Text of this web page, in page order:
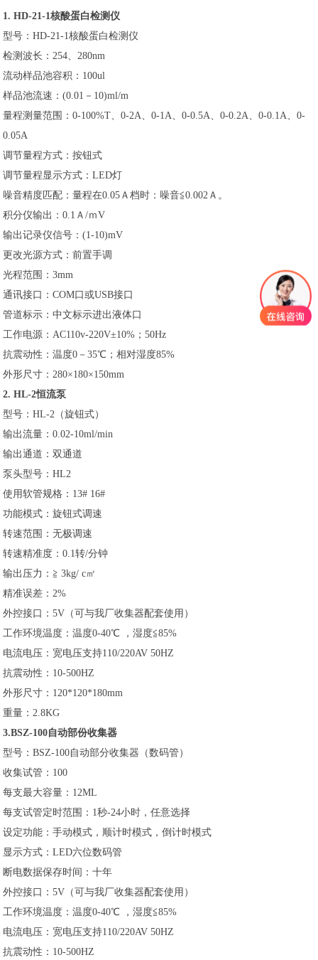
1. HD-21-1核酸蛋白检测仪
型号：HD-21-1核酸蛋白检测仪
检测波长：254、280nm
流动样品池容积：100ul
样品池流速：(0.01－10)ml/m
量程测量范围：0-100%T、0-2A、0-1A、0-0.5A、0-0.2A、0-0.1A、0-
0.05A
调节量程方式：按钮式
调节量程显示方式：LED灯
噪音精度匹配：量程在0.05Ａ档时：噪音≦0.002Ａ。
积分仪输出：0.1Ａ/ｍV
输出记录仪信号：(1-10)mV
更改光源方式：前置手调
光程范围：3mm
通讯接口：COM口或USB接口
管道标示：中文标示进出液体口
工作电源：AC110v-220V±10%；50Hz
抗震动性：温度0－35℃；相对湿度85%
外形尺寸：280×180×150mm
2. HL-2恒流泵
型号：HL-2（旋钮式）
输出流量：0.02-10ml/min
输出通道：双通道
泵头型号：HL2
使用软管规格：13# 16#
功能模式：旋钮式调速
转速范围：无极调速
转速精准度：0.1转/分钟
输出压力：≧ 3kg/ c㎡
精准误差：2%
外控接口：5V（可与我厂收集器配套使用）
工作环境温度：温度0-40℃ ，湿度≦85%
电流电压：宽电压支持110/220AV 50HZ
抗震动性：10-500HZ
外形尺寸：120*120*180mm
重量：2.8KG
3.BSZ-100自动部份收集器
型号：BSZ-100自动部分收集器（数码管）
收集试管：100
每支最大容量：12ML
每支试管定时范围：1秒-24小时，任意选择
设定功能：手动模式，顺计时模式，倒计时模式
显示方式：LED六位数码管
断电数据保存时间：十年
外控接口：5V（可与我厂收集器配套使用）
工作环境温度：温度0-40℃ ，湿度≦85%
电流电压：宽电压支持110/220AV 50HZ
抗震动性：10-500HZ